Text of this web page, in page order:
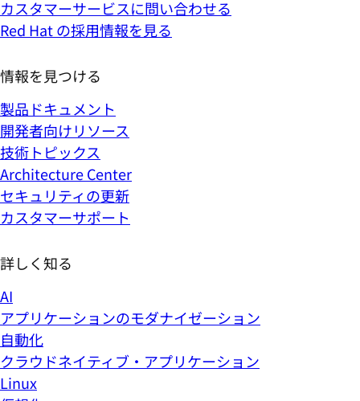
カスタマーサービスに問い合わせる
Red Hat の採用情報を見る
情報を見つける
製品ドキュメント
開発者向けリソース
技術トピックス
Architecture Center
セキュリティの更新
カスタマーサポート
詳しく知る
AI
アプリケーションのモダナイゼーション
自動化
クラウドネイティブ・アプリケーション
Linux